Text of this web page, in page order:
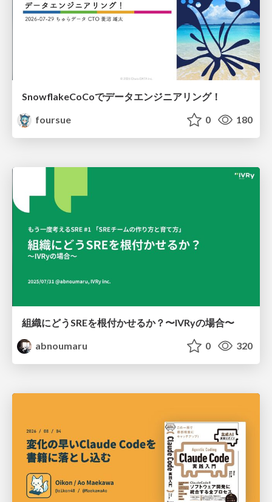
SnowflakeCoCoでデータエンジニアリング！
foursue
0 180
組織にどうSREを根付かせるか？〜IVRyの場合〜
abnoumaru
0 320